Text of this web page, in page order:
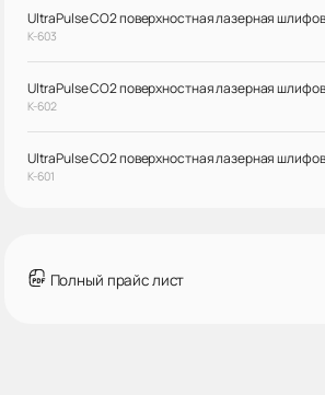
UltraPulse CO2 поверхностная лазерная
К-603
UltraPulse CO2 поверхностная лазерная
К-602
UltraPulse CO2 поверхностная лазерная
К-601
Полный прайс лист